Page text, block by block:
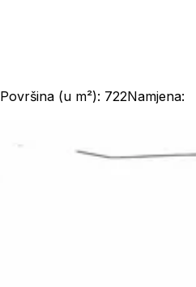
Površina (u m²): 722Namjena: